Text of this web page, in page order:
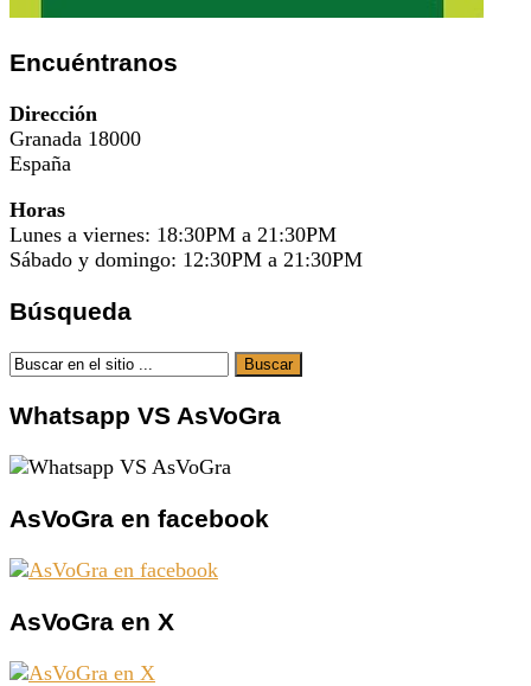
Encuéntranos
Dirección
Granada 18000
España
Horas
Lunes a viernes: 18:30PM a 21:30PM
Sábado y domingo: 12:30PM a 21:30PM
Búsqueda
Whatsapp VS AsVoGra
AsVoGra en facebook
AsVoGra en X